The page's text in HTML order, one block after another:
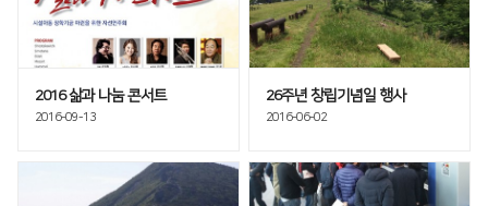
价值经营 ∨
企业精神
核心价值
∨
二氧化碳 ∨
FL3015 二氧化碳
PS series 二氧化碳
社会贡献活动
活动评论
2016 삶과 나눔 콘서트
2016-09-13
26주년 창립기념일 행사
2016-06-02